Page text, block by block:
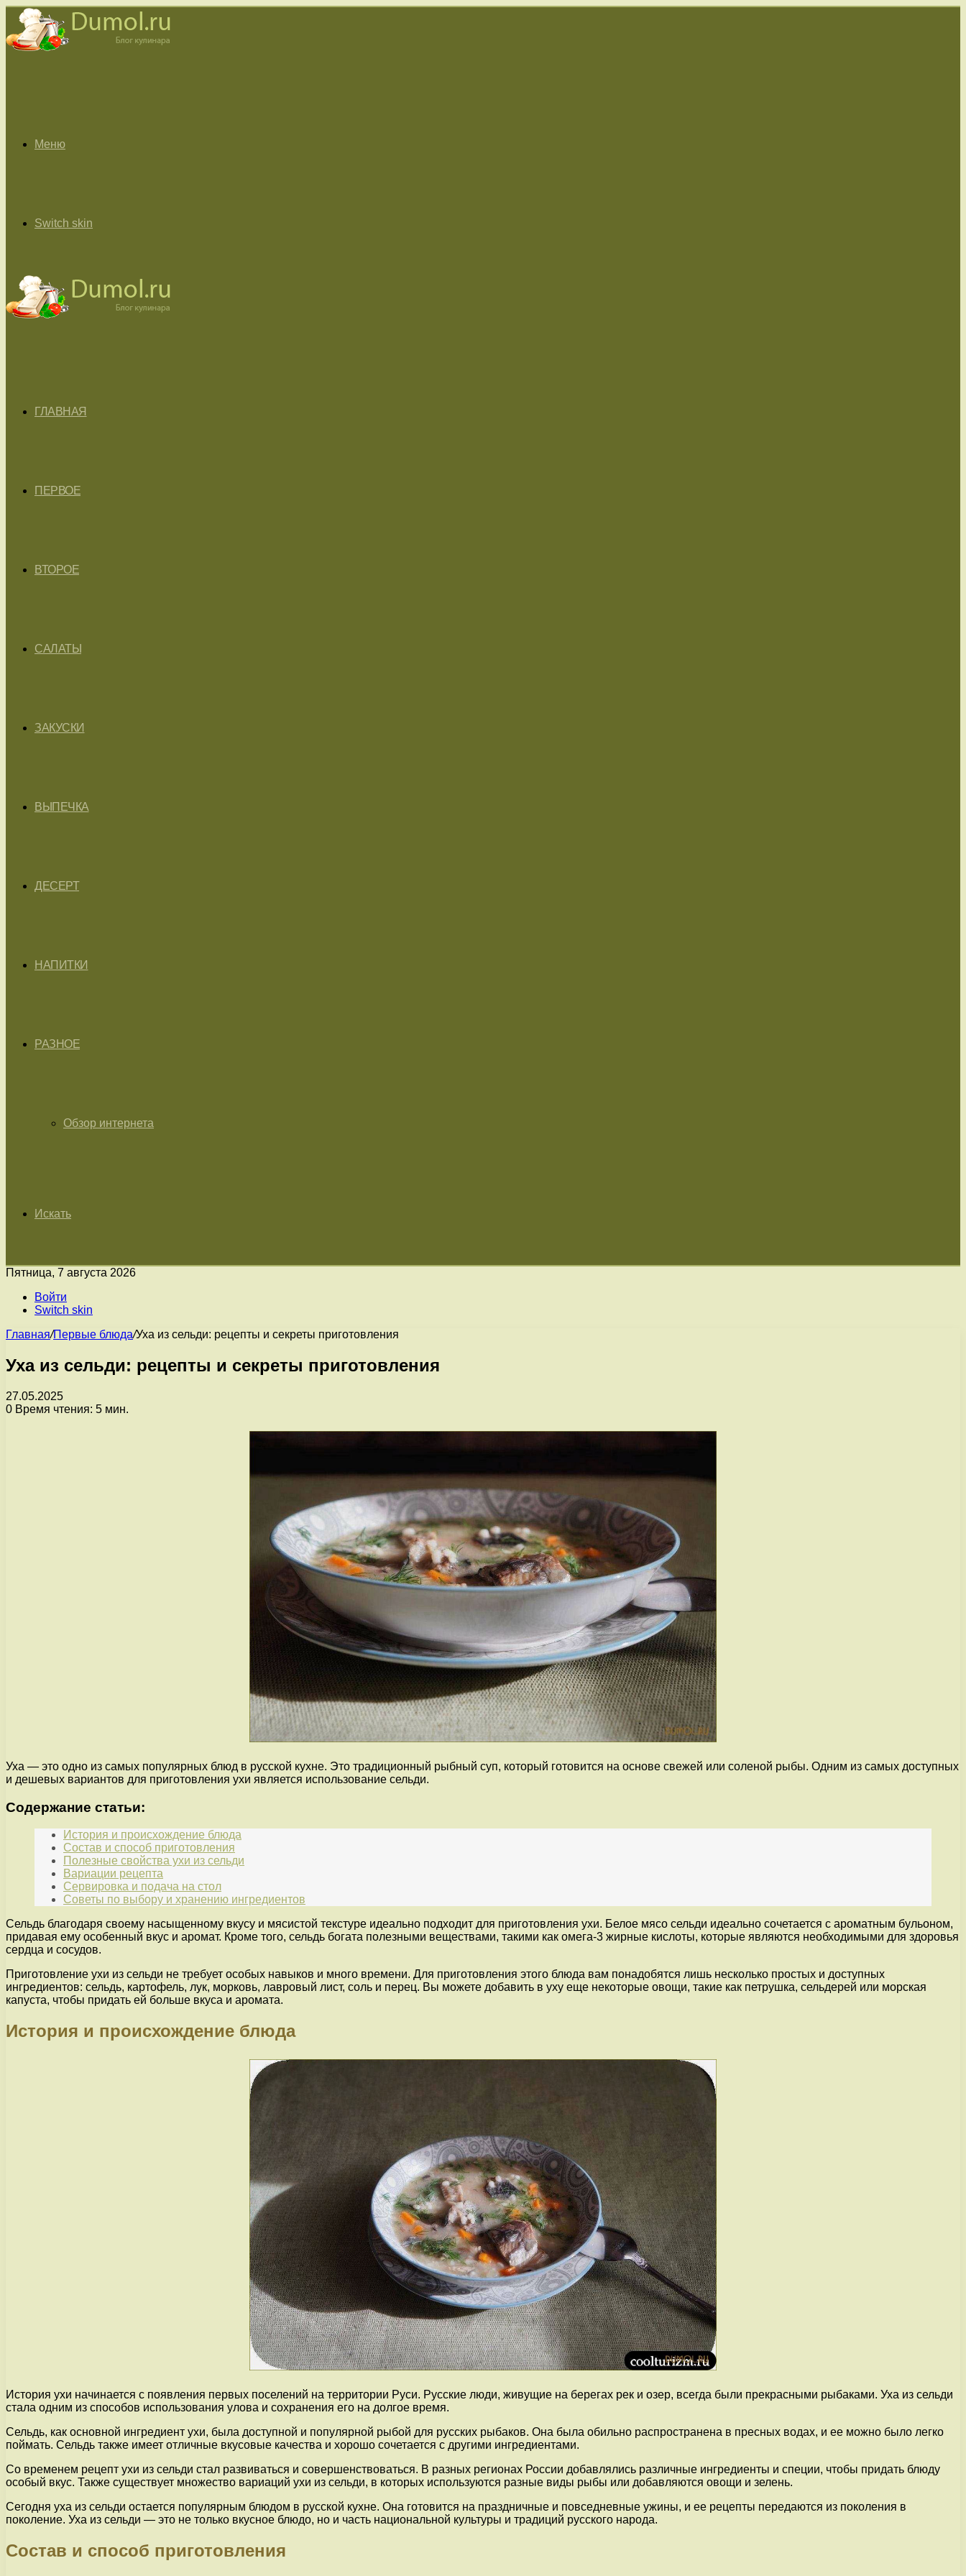
Меню
Switch skin
ГЛАВНАЯ
ПЕРВОЕ
ВТОРОЕ
САЛАТЫ
ЗАКУСКИ
ВЫПЕЧКА
ДЕСЕРТ
НАПИТКИ
РАЗНОЕ
Обзор интернета
Искать
Пятница, 7 августа 2026
Войти
Switch skin
Главная/Первые блюда/Уха из сельди: рецепты и секреты приготовления
Уха из сельди: рецепты и секреты приготовления
27.05.2025
0 Время чтения: 5 мин.
Уха — это одно из самых популярных блюд в русской кухне. Это традиционный рыбный суп, который готовится на основе свежей или соленой рыбы. Одним из самых доступных
и дешевых вариантов для приготовления ухи является использование сельди.
Содержание статьи:
История и происхождение блюда
Состав и способ приготовления
Полезные свойства ухи из сельди
Вариации рецепта
Сервировка и подача на стол
Советы по выбору и хранению ингредиентов
Сельдь благодаря своему насыщенному вкусу и мясистой текстуре идеально подходит для приготовления ухи. Белое мясо сельди идеально сочетается с ароматным бульоном,
придавая ему особенный вкус и аромат. Кроме того, сельдь богата полезными веществами, такими как омега-3 жирные кислоты, которые являются необходимыми для здоровья
сердца и сосудов.
Приготовление ухи из сельди не требует особых навыков и много времени. Для приготовления этого блюда вам понадобятся лишь несколько простых и доступных
ингредиентов: сельдь, картофель, лук, морковь, лавровый лист, соль и перец. Вы можете добавить в уху еще некоторые овощи, такие как петрушка, сельдерей или морская
капуста, чтобы придать ей больше вкуса и аромата.
История и происхождение блюда
История ухи начинается с появления первых поселений на территории Руси. Русские люди, живущие на берегах рек и озер, всегда были прекрасными рыбаками. Уха из сельди
стала одним из способов использования улова и сохранения его на долгое время.
Сельдь, как основной ингредиент ухи, была доступной и популярной рыбой для русских рыбаков. Она была обильно распространена в пресных водах, и ее можно было легко
поймать. Сельдь также имеет отличные вкусовые качества и хорошо сочетается с другими ингредиентами.
Со временем рецепт ухи из сельди стал развиваться и совершенствоваться. В разных регионах России добавлялись различные ингредиенты и специи, чтобы придать блюду
особый вкус. Также существует множество вариаций ухи из сельди, в которых используются разные виды рыбы или добавляются овощи и зелень.
Сегодня уха из сельди остается популярным блюдом в русской кухне. Она готовится на праздничные и повседневные ужины, и ее рецепты передаются из поколения в
поколение. Уха из сельди — это не только вкусное блюдо, но и часть национальной культуры и традиций русского народа.
Состав и способ приготовления